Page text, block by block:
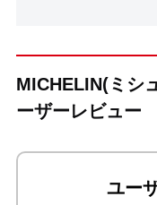
MICHELIN(ミシ
ーザーレビュー
ユー